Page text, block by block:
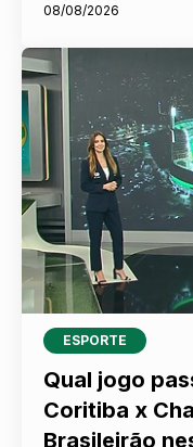
08/08/2026
ESPORTE
Qual jogo
Coritiba x
Brasileirão